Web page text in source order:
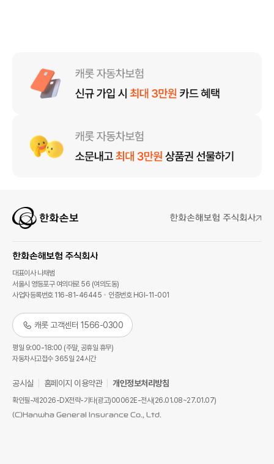
대표이사 나채범
서울시 영등포구 여의대로 56 (여의도동)
사업자등록번호 116-81-46445
인증번호 HGI-11-001
캐롯 고객센터 1566-0300
평일 9:00-18:00 (주말, 공휴일 휴무)
자동차사고접수 365일 24시간
공시실 홈페이지 이용약관 개인정보처리방침
확인필-제2026-DX전략-기타(광고)00062E-전사(26.01.08~27.01.07)
(C)Hanwha General Insurance Co., Ltd.